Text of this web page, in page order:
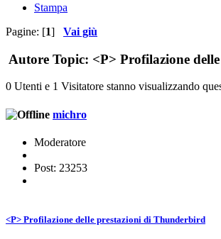
Stampa
Pagine: [1] Vai giù
Autore Topic: <P> Profilazione
0 Utenti e 1 Visitatore stanno visualizzando
michro
Moderatore
Post: 23253
<P> Profilazione delle prestazioni di Thunderbird